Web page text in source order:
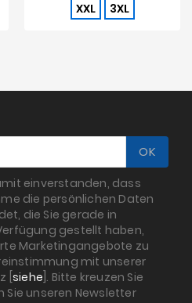
XXL
3XL
einverstanden, dass
die persönlichen Daten
die Sie gerade in
gestellt haben,
Marketingangebote zu
mit unserer
siehe ]. Bitte kreuzen Sie
Sie unseren Newsletter